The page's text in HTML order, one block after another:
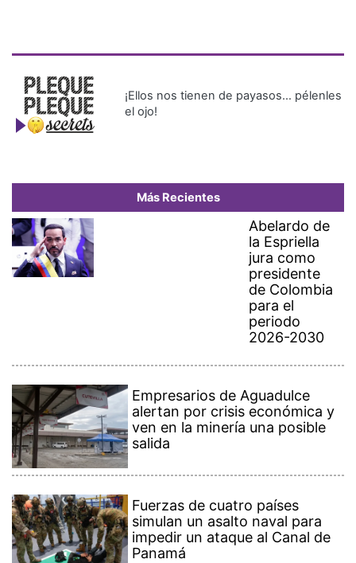
¡Ellos nos tienen de payasos… pélenles
el ojo!
Más Recientes
Abelardo de
la Espriella
jura como
presidente
de Colombia
para el
periodo
2026-2030
Empresarios de Aguadulce
alertan por crisis económica y
ven en la minería una posible
salida
Fuerzas de cuatro países
simulan un asalto naval para
impedir un ataque al Canal de
Panamá